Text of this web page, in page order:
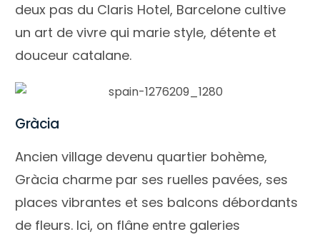
deux pas du Claris Hotel, Barcelone cultive
un art de vivre qui marie style, détente et
douceur catalane.
Gràcia
Ancien village devenu quartier bohème,
Gràcia charme par ses ruelles pavées, ses
places vibrantes et ses balcons débordants
de fleurs. Ici, on flâne entre galeries